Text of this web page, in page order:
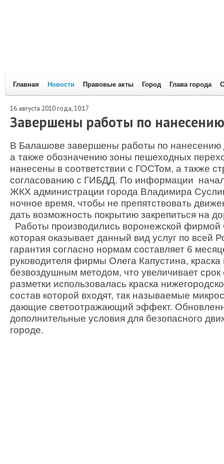
Главная Новости Правовые акты Город Глава города
16 августа 2010 года, 10:17
Завершены работы по
В Балашове завершены работы по нанесению
а также обозначению зоны пешеходных
нанесены в соответствии с ГОСТом, а также
согласованию с ГИБДД. По информации
ЖКХ администрации города Владимира
ночное время, чтобы не препятствовать
дать возможность покрытию закрепиться на
Работы производились воронежской
которая оказывает данный вид услуг по всей
гарантия согласно нормам составляет 6
руководителя фирмы Олега Капустина, краска
безвоздушным методом, что увеличивает
разметки использовалась краска
состав которой входят, так называемые
дающие светоотражающий эффект.
дополнительные условия для безопасного
городе.